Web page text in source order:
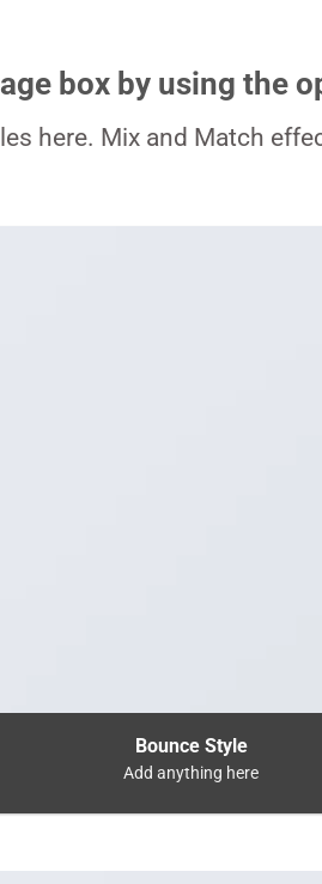
box by using the
here. Mix and Match
Bounce Style
Add anything here